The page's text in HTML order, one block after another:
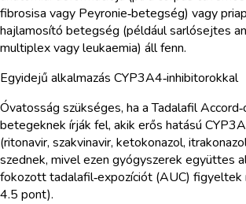
fibrosisa vagy Peyronie‑betegség) vagy
hajlamosító betegség (például sarlósejtes
multiplex vagy leukaemia) áll fenn.
Egyidejű alkalmazás CYP3A4‑inhibitorokkal
Óvatosság szükséges, ha a Tadalafil
betegeknek írják fel, akik erős hatású
(ritonavir, szakvinavir, ketokonazol,
szednek, mivel ezen gyógyszerek együttes
fokozott tadalafil‑expozíciót (AUC) figyeltek
4.5 pont).